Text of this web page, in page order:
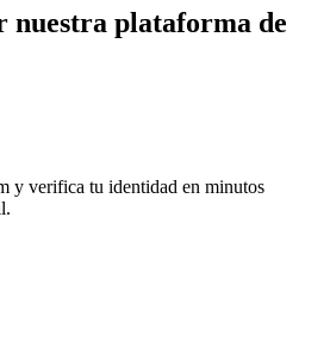
nuestra plataforma de
y verifica tu identidad en minutos